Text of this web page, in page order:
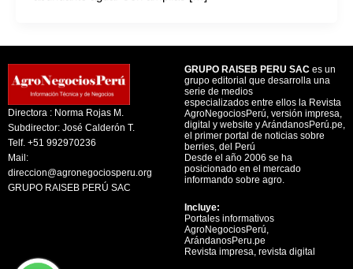
Directora : Norma Rojas M.
Subdirector: José Calderón T.
Telf. +51 992970236
Mail:
direccion@agronegociosperu.org
GRUPO RAISEB PERÚ SAC
GRUPO RAISEB PERU SAC es un
grupo editorial que desarrolla una
serie de medios
especializados entre ellos la Revista
AgroNegociosPerú, versión impresa,
digital y website y ArándanosPerú.pe,
el primer portal de noticias sobre
berries, del Perú
Desde el año 2006 se ha
posicionado en el mercado
informando sobre agro.
Incluye:
Portales informativos
AgroNegociosPerú,
ArándanosPeru.pe
Revista impresa, revista digital